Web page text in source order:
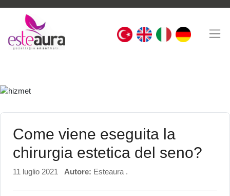
Come viene eseguita la
chirurgia estetica del seno?
11 luglio 2021 Autore: Esteaura .